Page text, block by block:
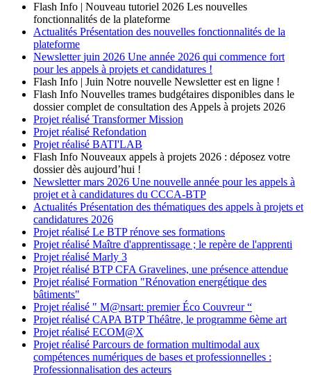
Flash Info | Nouveau tutoriel 2026 Les nouvelles
fonctionnalités de la plateforme
Actualités Présentation des nouvelles fonctionnalités de la
plateforme
Newsletter juin 2026 Une année 2026 qui commence fort
pour les appels à projets et candidatures !
Flash Info | Juin Notre nouvelle Newsletter est en ligne !
Flash Info Nouvelles trames budgétaires disponibles dans le
dossier complet de consultation des Appels à projets 2026
Projet réalisé Transformer Mission
Projet réalisé Refondation
Projet réalisé BATI'LAB
Flash Info Nouveaux appels à projets 2026 : déposez votre
dossier dès aujourd’hui !
Newsletter mars 2026 Une nouvelle année pour les appels à
projet et à candidatures du CCCA-BTP
Actualités Présentation des thématiques des appels à projets et
candidatures 2026
Projet réalisé Le BTP rénove ses formations
Projet réalisé Maître d'apprentissage ; le repère de l'apprenti
Projet réalisé Marly 3
Projet réalisé BTP CFA Gravelines, une présence attendue
Projet réalisé Formation "Rénovation energétique des
bâtiments"
Projet réalisé " M@nsart: premier Éco Couvreur “
Projet réalisé CAPA BTP Théâtre, le programme 6ème art
Projet réalisé ECOM@X
Projet réalisé Parcours de formation multimodal aux
compétences numériques de bases et professionnelles :
Professionnalisation des acteurs